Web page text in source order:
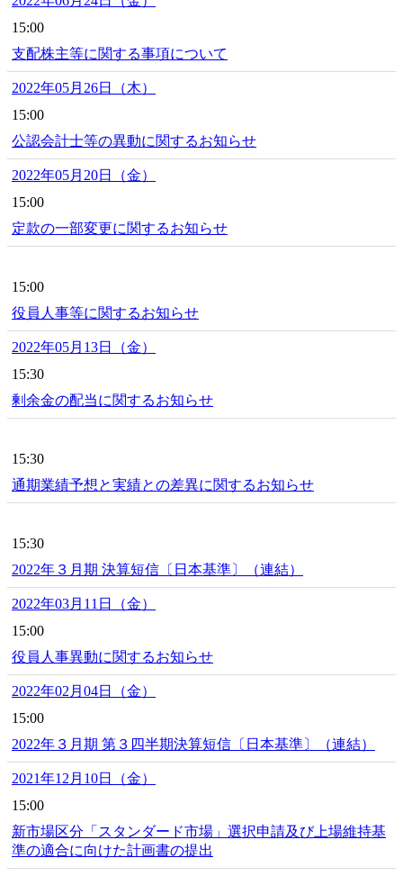
15:00
支配株主等に関する事項について
2022年05月26日（木）
15:00
公認会計士等の異動に関するお知らせ
2022年05月20日（金）
15:00
定款の一部変更に関するお知らせ
15:00
役員人事等に関するお知らせ
2022年05月13日（金）
15:30
剰余金の配当に関するお知らせ
15:30
通期業績予想と実績との差異に関するお知らせ
15:30
2022年３月期 決算短信〔日本基準〕（連結）
2022年03月11日（金）
15:00
役員人事異動に関するお知らせ
2022年02月04日（金）
15:00
2022年３月期 第３四半期決算短信〔日本基準〕（連結）
2021年12月10日（金）
15:00
新市場区分「スタンダード市場」選択申請及び上場維持基
準の適合に向けた計画書の提出